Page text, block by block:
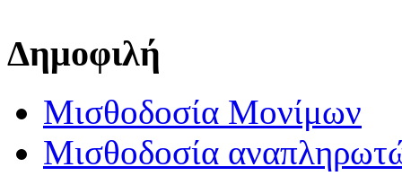
Δημοφιλή
Μισθοδοσία Μονίμων
Μισθοδοσία